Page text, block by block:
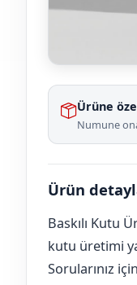
Ürüne
Numune
Ürün
Baskılı Kutu
kutu üretimi
Sorularınız